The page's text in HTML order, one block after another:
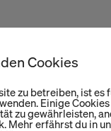
eine
So werden aus
die Customer
und sich
Cookies
zu betreiben, ist es
Einige
zu gewährleisten,
Mehr erfährst du in